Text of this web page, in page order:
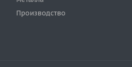
Производство